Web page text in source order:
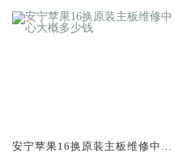
安宁苹果16换原装主板维修中心